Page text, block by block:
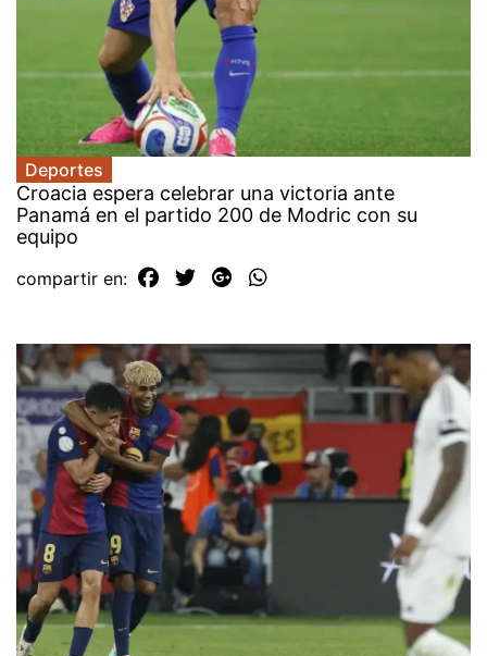
Deportes
Croacia espera celebrar una victoria ante
Panamá en el partido 200 de Modric con su
equipo
compartir en: